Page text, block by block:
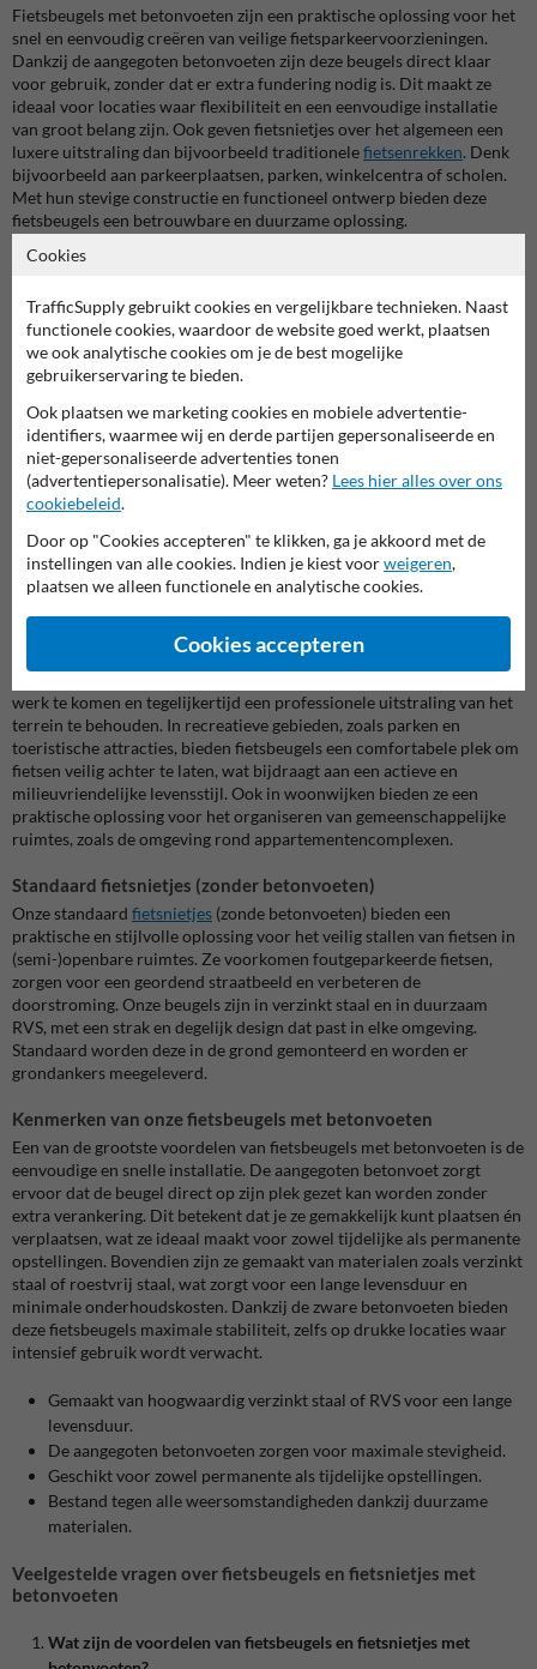
Fietsbeugels met betonvoeten zijn een praktische oplossing voor het
snel en eenvoudig creëren van veilige fietsparkeervoorzieningen.
Dankzij de aangegoten betonvoeten zijn deze beugels direct klaar
voor gebruik, zonder dat er extra fundering nodig is. Dit maakt ze
ideaal voor locaties waar flexibiliteit en een eenvoudige installatie
van groot belang zijn. Ook geven fietsnietjes over het algemeen een
luxere uitstraling dan bijvoorbeeld traditionelefietsenrekken. Denk
bijvoorbeeld aan parkeerplaatsen, parken, winkelcentra of scholen.
Met hun stevige constructie en functioneel ontwerp bieden deze
fietsbeugels een betrouwbare en duurzame oplossing.
De aangegoten betonvoet zorgt voor directe plaatsing zonder
De fietsbeugels zijn gemaakt van verzinkt staal of RVS, wat ze
weerbestendig en onderhoudsarm maakt.
Eenvoudig te verplaatsen indien nodig, ideaal voor tijdelijke of
De zware betonvoeten zorgen voor maximale stabiliteit, zelfs bij
intensief gebruik.
Toepassingen van fietsbeugels met betonvoeten
groot aantal toepassingen. In stadscentra en winkelstraten zorgen ze
voor een nette en veilige stalling van fietsen, terwijl ze tegelijkertijd
voorkomen dat voetgangerspaden worden geblokkeerd. Op scholen
betrouwbare parkeerplek voor hun fiets, wat bijdraagt aan een
georganiseerde leeromgeving. Bedrijven kunnen fietsbeugels inzetten
werk te komen en tegelijkertijd een professionele uitstraling van het
terrein te behouden. In recreatieve gebieden, zoals parken en
toeristische attracties, bieden fietsbeugels een comfortabele plek om
fietsen veilig achter te laten, wat bijdraagt aan een actieve en
milieuvriendelijke levensstijl. Ook in woonwijken bieden ze een
praktische oplossing voor het organiseren van gemeenschappelijke
ruimtes, zoals de omgeving rond appartementencomplexen.
Standaard fietsnietjes (zonder betonvoeten)
Onze standaard fietsnietjes (zonde betonvoeten) bieden een
praktische en stijlvolle oplossing voor het veilig stallen van fietsen in
(semi-)openbare ruimtes. Ze voorkomen foutgeparkeerde fietsen,
zorgen voor een geordend straatbeeld en verbeteren de
doorstroming. Onze beugels zijn in verzinkt staal en in duurzaam
RVS, met een strak en degelijk design dat past in elke omgeving.
Standaard worden deze in de grond gemonteerd en worden er
grondankers meegeleverd.
Kenmerken van onze fietsbeugels met betonvoeten
Een van de grootste voordelen van fietsbeugels met betonvoeten is de
eenvoudige en snelle installatie. De aangegoten betonvoet zorgt
ervoor dat de beugel direct op zijn plek gezet kan worden zonder
extra verankering. Dit betekent dat je ze gemakkelijk kunt plaatsen én
verplaatsen, wat ze ideaal maakt voor zowel tijdelijke als permanente
opstellingen. Bovendien zijn ze gemaakt van materialen zoals verzinkt
staal of roestvrij staal, wat zorgt voor een lange levensduur en
minimale onderhoudskosten. Dankzij de zware betonvoeten bieden
deze fietsbeugels maximale stabiliteit, zelfs op drukke locaties waar
intensief gebruik wordt verwacht.
Gemaakt van hoogwaardig verzinkt staal of RVS voor een lange
levensduur.
De aangegoten betonvoeten zorgen voor maximale stevigheid.
Geschikt voor zowel permanente als tijdelijke opstellingen.
Bestand tegen alle weersomstandigheden dankzij duurzame
materialen.
Veelgestelde vragen over fietsbeugels en fietsnietjes met
betonvoeten
Wat zijn de voordelen van fietsbeugels en fietsnietjes met
Cookies
TrafficSupply gebruikt cookies en vergelijkbare technieken. Naast
functionele cookies, waardoor de website goed werkt, plaatsen
we ook analytische cookies om je de best mogelijke
gebruikerservaring te bieden.
Ook plaatsen we marketing cookies en mobiele advertentie-
identifiers, waarmee wij en derde partijen gepersonaliseerde en
niet-gepersonaliseerde advertenties tonen
(advertentiepersonalisatie). Meer weten? Lees hier alles over ons
cookiebeleid.
Door op "Cookies accepteren" te klikken, ga je akkoord met de
instellingen van alle cookies. Indien je kiest voorweigeren,
plaatsen we alleen functionele en analytische cookies.
Cookies accepteren